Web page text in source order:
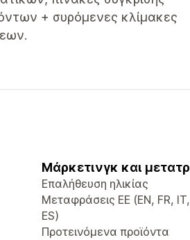
+ συρόμενες κλίμακες
Μάρκετινγκ και
Επαλήθευση ηλικίας
Μεταφράσεις ΕΕ (EN, FR,
ES)
Προτεινόμενα προϊόντα